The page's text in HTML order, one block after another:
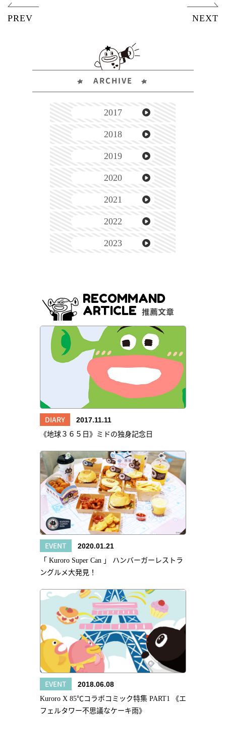
ARCHIVE
2017
2018
2019
2020
2021
2022
2023
RECOMMAND
ARTICLE 推薦文章
DIARY 2017.11.11
《地球３６５日》ミドの独身記念日
EVENT 2020.01.21
「 Kuroro Super Can 」 ハンバーガーレストラ
ングルメ大発見！
EVENT 2018.06.08
Kuroro X 85℃コラボコミック特集 PART1 《エ
フェルタワー不思議なケーキ雨》